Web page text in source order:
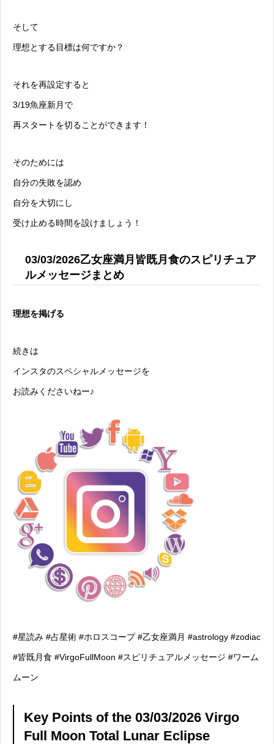
そして
理想とする目標は何ですか？
それを再設定すると
3/19魚座新月で
再スタートを切ることができます！
そのためには
自分の失敗を認め
自分を大切にし
受け止める時間を設けましょう！
03/03/2026乙女座満月皆既月食のスピリチュア
ルメッセージまとめ
理想を掲げる
続きは
インスタのスペシャルメッセージを
お読みくださいねー♪
#星読み #占星術 #ホロスコープ #乙女座満月 #astrology #zodiac
#皆既月食 #VirgoFullMoon #スピリチュアルメッセージ #ワーム
ムーン
Key Points of the 03/03/2026 Virgo
Full Moon Total Lunar Eclipse